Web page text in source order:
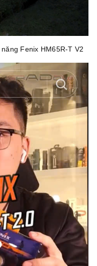
Fenix HM65R-T V2